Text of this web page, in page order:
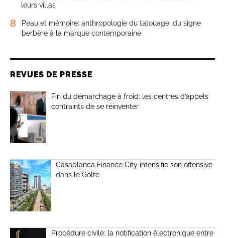
leurs villas
8
Peau et mémoire: anthropologie du tatouage, du signe
berbère à la marque contemporaine
REVUES DE PRESSE
Fin du démarchage à froid: les centres d’appels
contraints de se réinventer
Casablanca Finance City intensifie son offensive
dans le Golfe
Procédure civile: la notification électronique entre